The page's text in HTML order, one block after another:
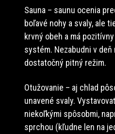
Sauna – saunu ocenia
boľavé nohy a svaly, ale
krvný obeh a má
systém. Nezabudni v deň
dostatočný pitný režim.
Otužovanie – aj chlad
unavené svaly.
niekoľkými spôsobmi,
sprchou (kľudne len na